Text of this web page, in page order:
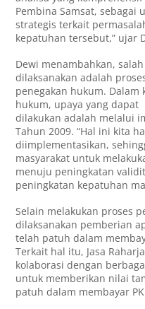
Pembina Samsat,
strategis terkait
kepatuhan tersebut,” ujar
Dewi menambahkan,
dilaksanakan adalah
penegakan hukum. Dalam
hukum, upaya yang dapat
dilakukan adalah melalui
Tahun 2009. “Hal ini kita
diimplementasikan,
masyarakat untuk
menuju peningkatan
peningkatan kepatuhan
Selain melakukan proses
dilaksanakan pemberian
telah patuh dalam
Terkait hal itu, Jasa
kolaborasi dengan
untuk memberikan nilai
patuh dalam membayar